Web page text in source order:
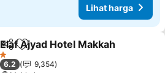
Lihat harga
KongsiTambah ke favorit
Elaf Ajyad Hotel Makkah
1 Bintang
6.2
9,354